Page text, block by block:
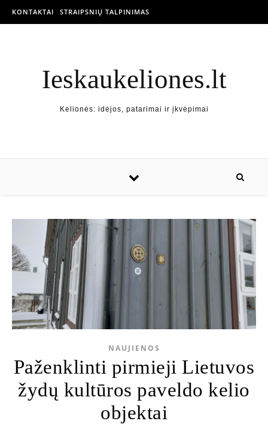
KONTAKTAI STRAIPSNIŲ TALPINIMAS
Ieskaukeliones.lt
Kelionės: idėjos, patarimai ir įkvėpimai
NAUJIENOS
Paženklinti pirmieji Lietuvos
žydų kultūros paveldo kelio
objektai